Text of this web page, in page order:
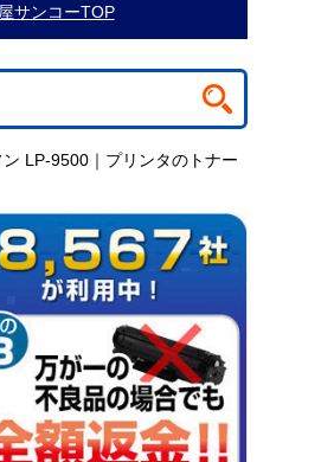
サンコーTOP
LP-9500｜プリンタのトナー